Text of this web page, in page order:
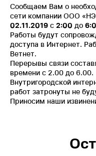
Сообщаем Вам о
сети компании ООО
02.11.2019 c 2:00 до
Работы будут
доступа в Интернет.
Ветнет.
Перерывы связи
времени с 2.00 до 6.00.
Внутригородской
работ затронуты не
Приносим наши